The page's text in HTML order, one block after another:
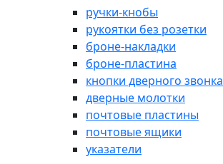
ручки-кнобы
рукоятки без розетки
броне-накладки
броне-пластина
кнопки дверного звонка
дверные молотки
почтовые пластины
почтовые ящики
указатели